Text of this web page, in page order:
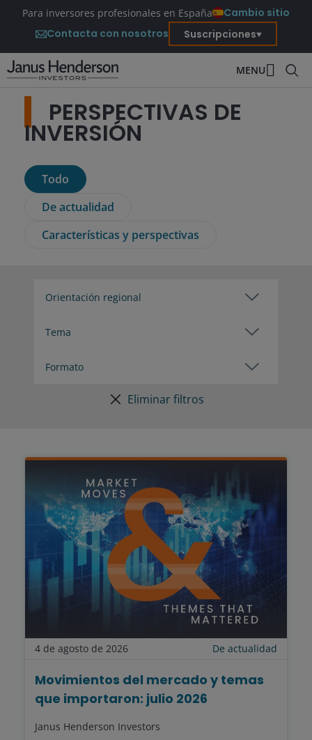
Para inversores profesionales en España
Cambio sitio
Contacta con nosotros
Suscripciones
MENU
PERSPECTIVAS DE
INVERSIÓN
Todo
De actualidad
Características y perspectivas
Eliminar filtros
4 de agosto de 2026 De actualidad
Movimientos del mercado y temas
que importaron: julio 2026
Janus Henderson Investors